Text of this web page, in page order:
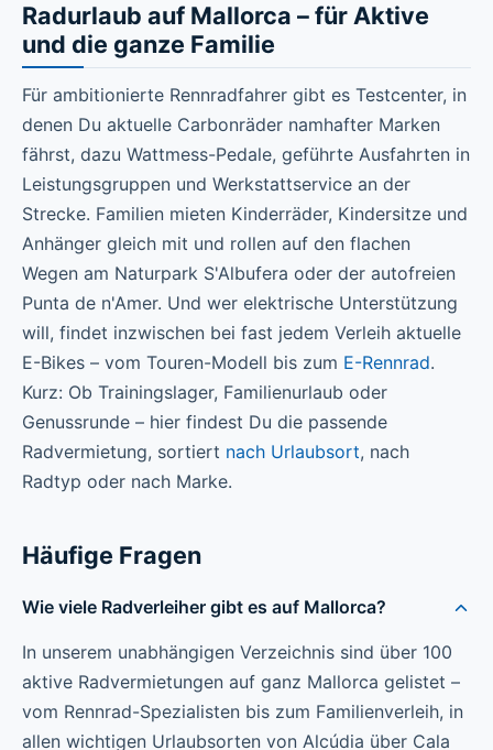
Radurlaub auf Mallorca – für Aktive
und die ganze Familie
Für ambitionierte Rennradfahrer gibt es Testcenter, in
denen Du aktuelle Carbonräder namhafter Marken
fährst, dazu Wattmess-Pedale, geführte Ausfahrten in
Leistungsgruppen und Werkstattservice an der
Strecke. Familien mieten Kinderräder, Kindersitze und
Anhänger gleich mit und rollen auf den flachen
Wegen am Naturpark S'Albufera oder der autofreien
Punta de n'Amer. Und wer elektrische Unterstützung
will, findet inzwischen bei fast jedem Verleih aktuelle
E-Bikes – vom Touren-Modell bis zum E-Rennrad.
Kurz: Ob Trainingslager, Familienurlaub oder
Genussrunde – hier findest Du die passende
Radvermietung, sortiert nach Urlaubsort, nach
Radtyp oder nach Marke.
Häufige Fragen
Wie viele Radverleiher gibt es auf Mallorca?
In unserem unabhängigen Verzeichnis sind über 100
aktive Radvermietungen auf ganz Mallorca gelistet –
vom Rennrad-Spezialisten bis zum Familienverleih, in
allen wichtigen Urlaubsorten von Alcúdia über Cala